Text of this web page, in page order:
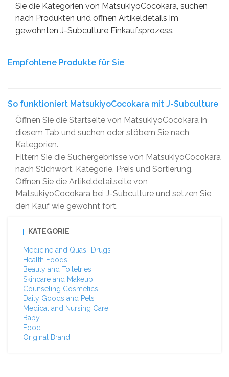
Sie die Kategorien von MatsukiyoCocokara, suchen
nach Produkten und öffnen Artikeldetails im
gewohnten J-Subculture Einkaufsprozess.
Empfohlene Produkte für Sie
So funktioniert MatsukiyoCocokara mit J-Subculture
Öffnen Sie die Startseite von MatsukiyoCocokara in
diesem Tab und suchen oder stöbern Sie nach
Kategorien.
Filtern Sie die Suchergebnisse von MatsukiyoCocokara
nach Stichwort, Kategorie, Preis und Sortierung.
Öffnen Sie die Artikeldetailseite von
MatsukiyoCocokara bei J-Subculture und setzen Sie
den Kauf wie gewohnt fort.
KATEGORIE
Medicine and Quasi-Drugs
Health Foods
Beauty and Toiletries
Skincare and Makeup
Counseling Cosmetics
Daily Goods and Pets
Medical and Nursing Care
Baby
Food
Original Brand